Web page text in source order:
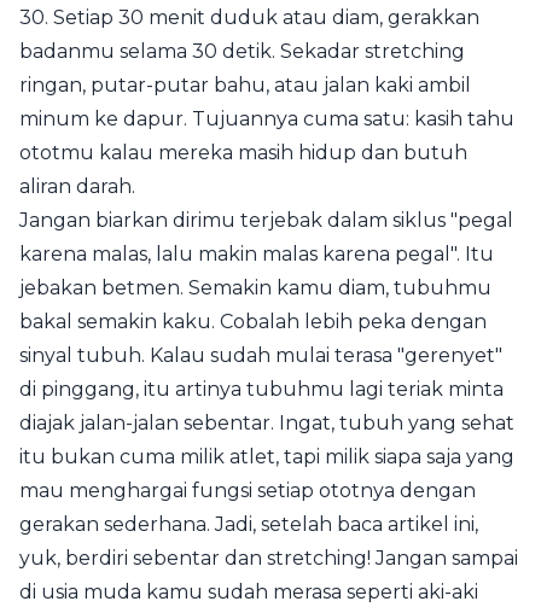
30. Setiap 30 menit duduk atau diam, gerakkan
badanmu selama 30 detik. Sekadar stretching
ringan, putar-putar bahu, atau jalan kaki ambil
minum ke dapur. Tujuannya cuma satu: kasih tahu
ototmu kalau mereka masih hidup dan butuh
aliran darah.
Jangan biarkan dirimu terjebak dalam siklus "pegal
karena malas, lalu makin malas karena pegal". Itu
jebakan betmen. Semakin kamu diam, tubuhmu
bakal semakin kaku. Cobalah lebih peka dengan
sinyal tubuh. Kalau sudah mulai terasa "gerenyet"
di pinggang, itu artinya tubuhmu lagi teriak minta
diajak jalan-jalan sebentar. Ingat, tubuh yang sehat
itu bukan cuma milik atlet, tapi milik siapa saja yang
mau menghargai fungsi setiap ototnya dengan
gerakan sederhana. Jadi, setelah baca artikel ini,
yuk, berdiri sebentar dan stretching! Jangan sampai
di usia muda kamu sudah merasa seperti aki-aki